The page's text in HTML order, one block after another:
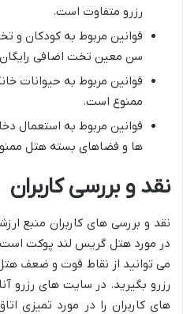
رزرو متفاوت است.
قوانین مربوط به کودکان و
سن معین تخت اضافی رایگان
قوانین مربوط به حیوانات
ممنوع است.
قوانین مربوط به استعمال
ها و فضاهای بسته هتل
نقد و بررسی کاربران
نقد و بررسی های کاربران منبع
در مورد هتل گریس لند پوکت
می توانید از نقاط قوت و ضعف
رزرو بگیرید. در سایت های رزرو
های کاربران را در مورد تمیزی